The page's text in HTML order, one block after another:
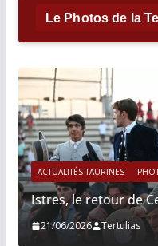
Le Photos de la
ACTUALITÉS TAURINES
Istres, le retour de
21/06/2026 Tertulias